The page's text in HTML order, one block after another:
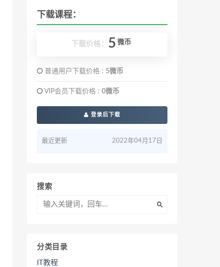
下载课程：
下载价格： 5 微币
普通用户下载价格 : 5微币
VIP会员下载价格 : 0微币
登录后下载
最近更新 2022年04月17日
搜索
分类目录
IT教程